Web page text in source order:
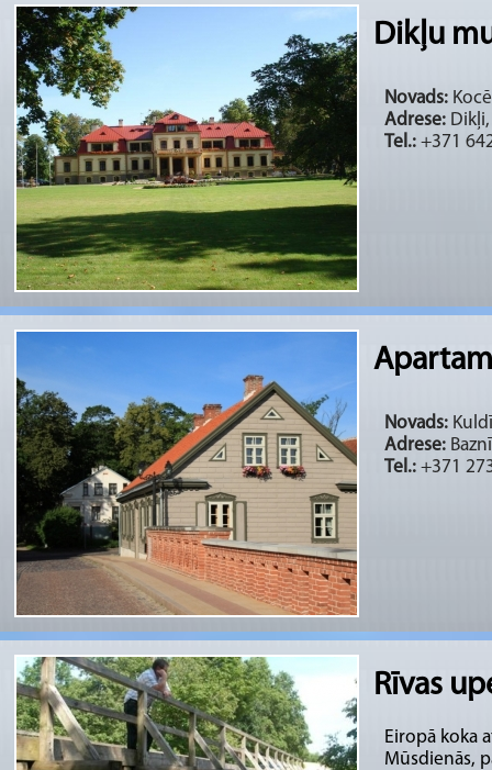
Dikļu
Novads:
Adrese:
Tel.: +371
Novads:
Adrese:
Tel.: +371
Rīvas
Eiropā koka
Mūsdienās,